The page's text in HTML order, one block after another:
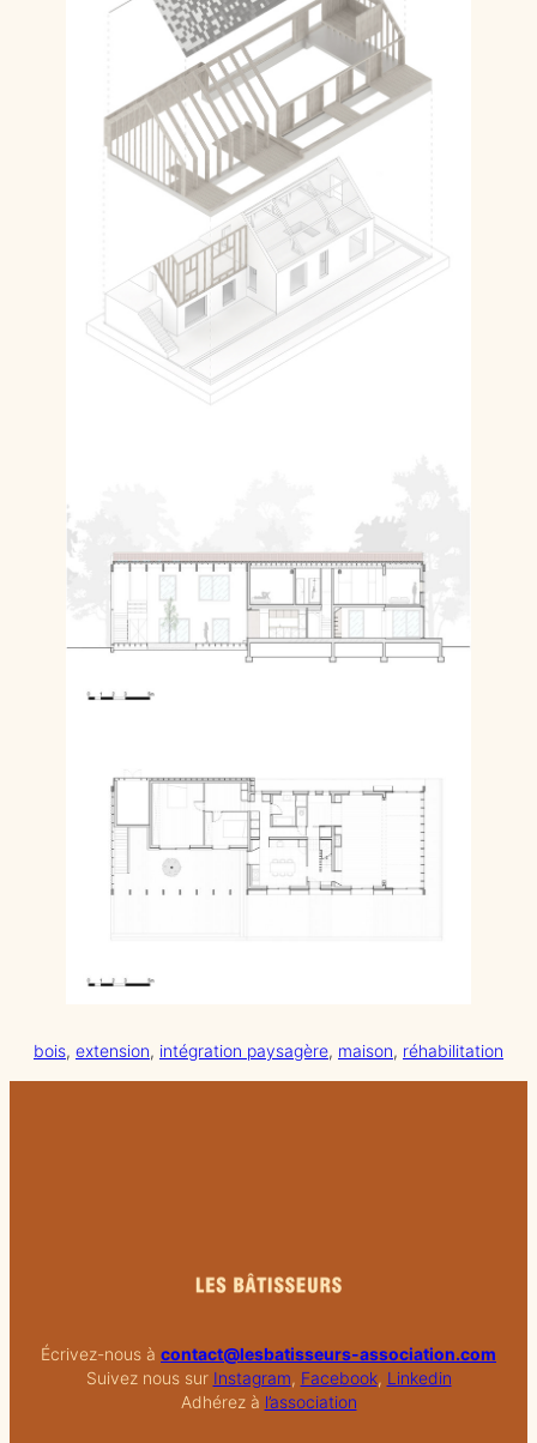
bois, extension, intégration paysagère, maison, réhabilitation
Écrivez-nous à contact@lesbatisseurs-association.com
Suivez nous sur Instagram, Facebook, Linkedin
Adhérez à l’association